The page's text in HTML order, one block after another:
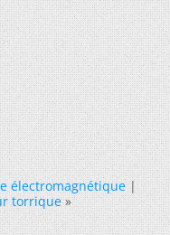
électromagnétique|
torrique »